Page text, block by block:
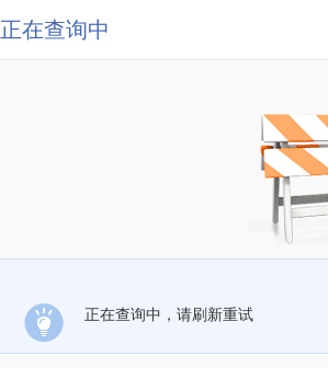
正在查询中
正在查询中，请刷新重试